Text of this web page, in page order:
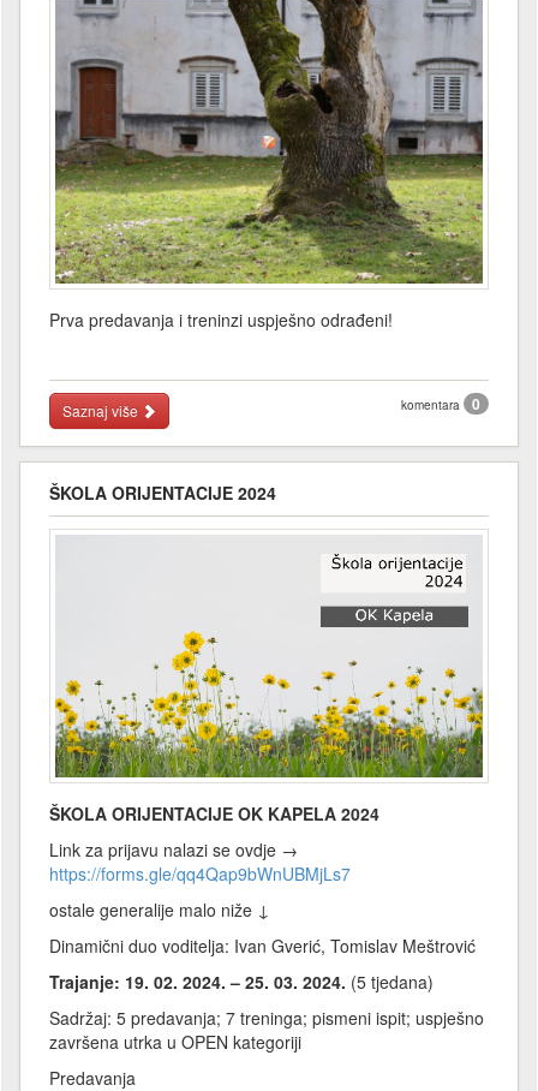
Prva predavanja i treninzi uspješno odrađeni!
Saznaj više komentara 0
ŠKOLA ORIJENTACIJE 2024
ŠKOLA ORIJENTACIJE OK KAPELA 2024
Link za prijavu nalazi se ovdje →
https://forms.gle/qq4Qap9bWnUBMjLs7
ostale generalije malo niže ↓
Dinamični duo voditelja: Ivan Gverić, Tomislav Meštrović
Trajanje: 19. 02. 2024. – 25. 03. 2024. (5 tjedana)
Sadržaj: 5 predavanja; 7 treninga; pismeni ispit; uspješno
završena utrka u OPEN kategoriji
Predavanja